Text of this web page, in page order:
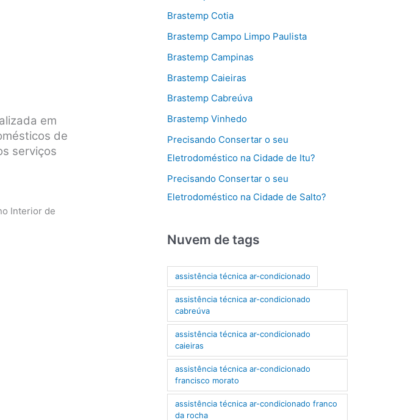
em
de
serviços
Interior de
Brastemp Cotia
Brastemp Campo Limpo Paulista
Brastemp Campinas
Brastemp Caieiras
Brastemp Cabreúva
Brastemp Vinhedo
Precisando Consertar o seu
Eletrodoméstico na Cidade de Itu?
Precisando Consertar o seu
Eletrodoméstico na Cidade de Salto?
Nuvem de tags
assistência técnica ar-condicionado
assistência técnica ar-condicionado
cabreúva
assistência técnica ar-condicionado
caieiras
assistência técnica ar-condicionado
francisco morato
assistência técnica ar-condicionado franco
da rocha